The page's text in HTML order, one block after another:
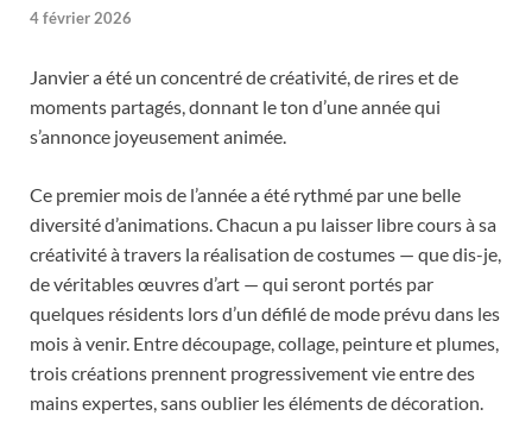
4 février 2026
Janvier a été un concentré de créativité, de rires et de
moments partagés, donnant le ton d’une année qui
s’annonce joyeusement animée.
Ce premier mois de l’année a été rythmé par une belle
diversité d’animations. Chacun a pu laisser libre cours à sa
créativité à travers la réalisation de costumes — que dis-je,
de véritables œuvres d’art — qui seront portés par
quelques résidents lors d’un défilé de mode prévu dans les
mois à venir. Entre découpage, collage, peinture et plumes,
trois créations prennent progressivement vie entre des
mains expertes, sans oublier les éléments de décoration.